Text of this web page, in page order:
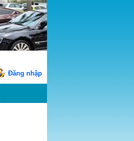
Đăng nhập